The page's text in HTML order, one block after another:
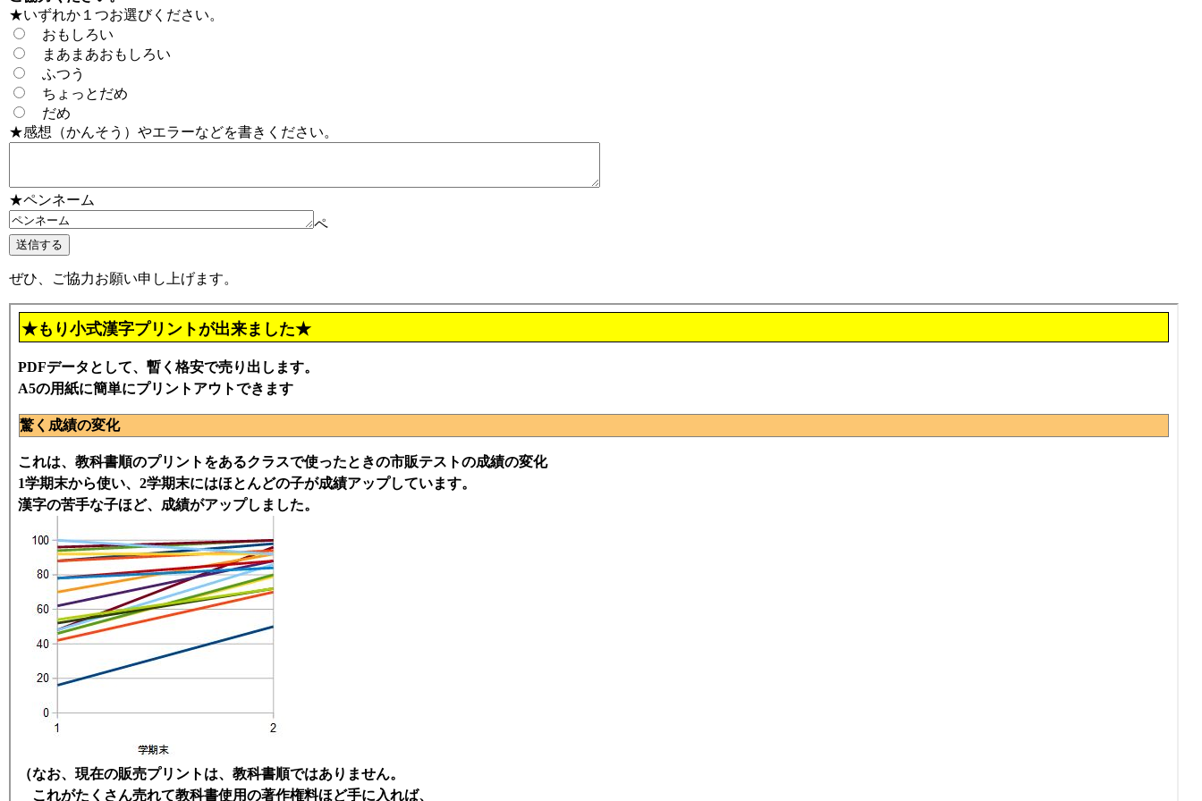
★いずれか１つお選びください。
おもしろい
まあまあおもしろい
ふつう
ちょっとだめ
だめ
★感想（かんそう）やエラーなどを書きください。
★ペンネーム
ペ
ぜひ、ご協力お願い申し上げます。